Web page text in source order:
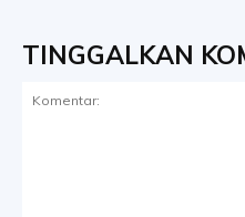
TINGGALKAN